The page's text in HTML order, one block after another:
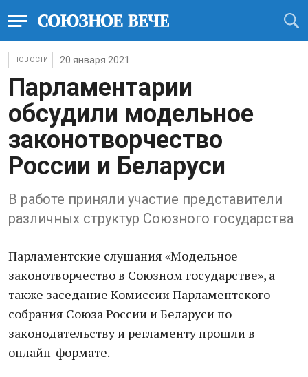
НОВОСТИ 20 января 2021
Парламентарии
обсудили модельное
законотворчество
России и Беларуси
В работе приняли участие представители
различных структур Союзного государства
Парламентские слушания «Модельное
законотворчество в Союзном государстве», а
также заседание Комиссии Парламентского
собрания Союза России и Беларуси по
законодательству и регламенту прошли в
онлайн-формате.